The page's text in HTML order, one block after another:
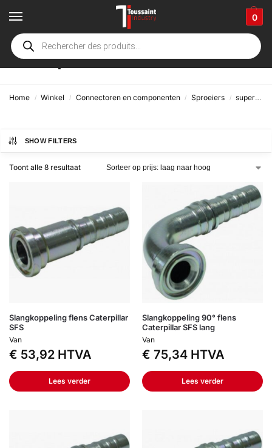
0
Caterpillar
Home / Winkel / Connectoren en componenten / Sproeiers / superspiraal
SHOW FILTERS
Toont alle 8 resultaat
Slangkoppeling flens Caterpillar
SFS
Van
€ 53,92 HTVA
Lees verder
Slangkoppeling 90° flens
Caterpillar SFS lang
Van
€ 75,34 HTVA
Lees verder